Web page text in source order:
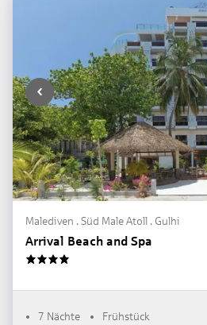
Malediven . Süd Male Atoll . Gulhi
Arrival Beach and Spa
7 Nächte Frühstück